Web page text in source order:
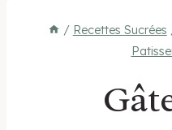
/ Recettes Sucrées